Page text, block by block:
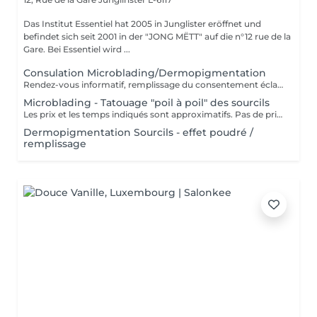
Das Institut Essentiel hat 2005 in Junglister eröffnet und
befindet sich seit 2001 in der "JONG MËTT" auf die n°12 rue de la
Gare. Bei Essentiel wird ...
Consulation Microblading/Dermopigmentation
Rendez-vous informatif, remplissage du consentement éclairé pour la réalisation d'un acte de tatouage. Évaluation du tatouage à réaliser, choix de la technique la mieux adaptée. La consultation est considérée comme un acompte si prise de rendez-vous pour le tatouage endéans les 15 jours.
Microblading - Tatouage "poil à poil" des sourcils
Les prix et les temps indiqués sont approximatifs. Pas de prise de rendez-vous sans consultation préalable. Réservable en ligne ou par téléphone.
Dermopigmentation Sourcils - effet poudré /
remplissage